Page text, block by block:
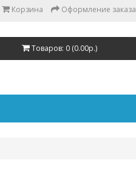
Корзина Оформление заказа
Товаров: 0 (0.00р.)